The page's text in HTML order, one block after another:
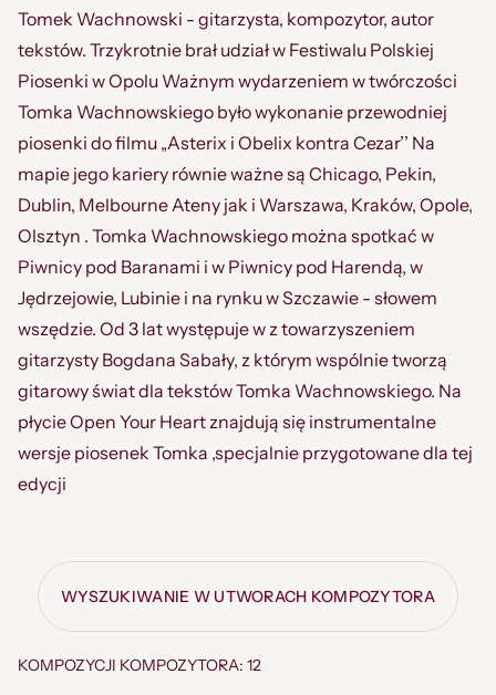
Tomek Wachnowski - gitarzysta, kompozytor, autor
tekstów. Trzykrotnie brał udział w Festiwalu Polskiej
Piosenki w Opolu Ważnym wydarzeniem w twórczości
Tomka Wachnowskiego było wykonanie przewodniej
piosenki do filmu „Asterix i Obelix kontra Cezar’’ Na
mapie jego kariery równie ważne są Chicago, Pekin,
Dublin, Melbourne Ateny jak i Warszawa, Kraków, Opole,
Olsztyn . Tomka Wachnowskiego można spotkać w
Piwnicy pod Baranami i w Piwnicy pod Harendą, w
Jędrzejowie, Lubinie i na rynku w Szczawie - słowem
wszędzie. Od 3 lat występuje w z towarzyszeniem
gitarzysty Bogdana Sabały, z którym wspólnie tworzą
gitarowy świat dla tekstów Tomka Wachnowskiego. Na
płycie Open Your Heart znajdują się instrumentalne
wersje piosenek Tomka ,specjalnie przygotowane dla tej
edycji
WYSZUKIWANIE W UTWORACH KOMPOZYTORA
KOMPOZYCJI KOMPOZYTORA: 12